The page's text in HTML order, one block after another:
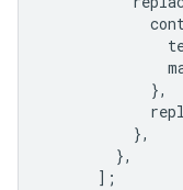
},
},
},
];